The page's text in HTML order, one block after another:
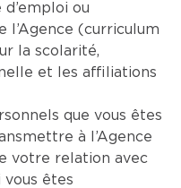
d’emploi ou
l’Agence (curriculum
la scolarité,
et les affiliations
que vous êtes
à l’Agence
votre relation avec
êtes